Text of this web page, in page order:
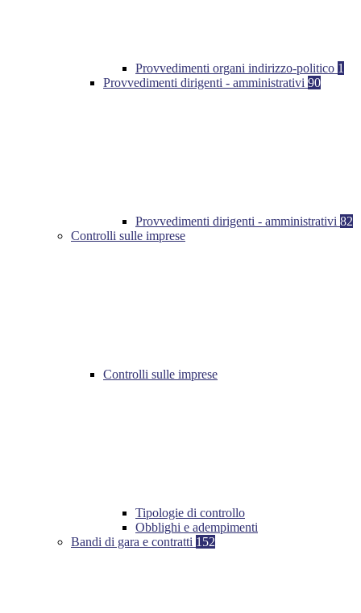
Provvedimenti organi indirizzo-politico 1
Provvedimenti dirigenti - amministrativi 90
Provvedimenti dirigenti - amministrativi 82
Controlli sulle imprese
Controlli sulle imprese
Tipologie di controllo
Obblighi e adempimenti
Bandi di gara e contratti 152